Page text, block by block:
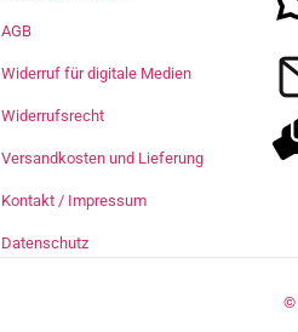
AGB
Widerruf für digitale Medien
Widerrufsrecht
Versandkosten und Lieferung
Kontakt / Impressum
Datenschutz
©